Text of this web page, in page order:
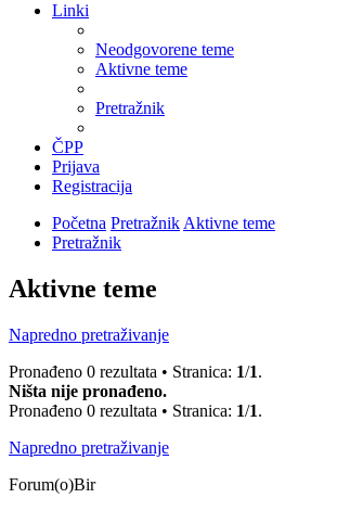
Linki
Neodgovorene teme
Aktivne teme
Pretražnik
ČPP
Prijava
Registracija
Početna PretražnikAktivne teme
Pretražnik
Aktivne teme
Napredno pretraživanje
Pronađeno 0 rezultata • Stranica: 1/1.
Ništa nije pronađeno.
Pronađeno 0 rezultata • Stranica: 1/1.
Napredno pretraživanje
Forum(o)Bir